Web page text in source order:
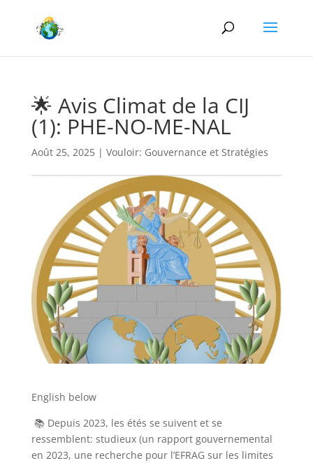
🌟 Avis Climat de la CIJ
(1): PHE-NO-ME-NAL
Août 25, 2025| Vouloir: Gouvernance et Stratégies
English below
📚 Depuis 2023, les étés se suivent et se
ressemblent: studieux (un rapport gouvernemental
en 2023, une recherche pour l’EFRAG sur les limites